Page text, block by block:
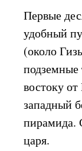
Первые
удобный
(около
востоку
западный
пирамида.
царя.